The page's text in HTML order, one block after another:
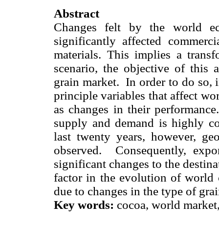
Abstract
Changes felt by the world
significantly affected
materials. This implies a
scenario, the objective of this
grain market. In order to do
principle variables that affect
as changes in their
supply and demand is highly
last twenty years, however,
observed. Consequently,
significant changes to the
factor in the evolution of world
due to changes in the type of
Key words: cocoa, world